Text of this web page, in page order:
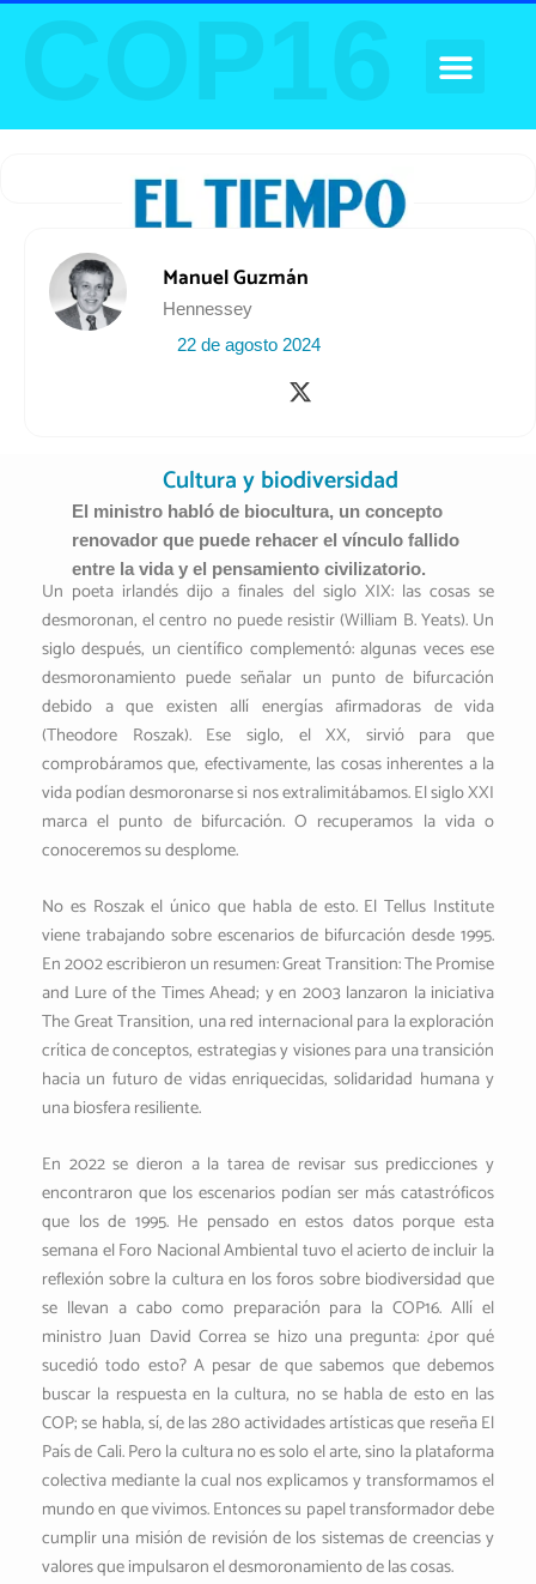
Manuel Guzmán
Hennessey
22 de agosto 2024
X
i
t
t
e
r
Cultura y biodiversidad
El ministro habló de biocultura, un concepto
renovador que puede rehacer el vínculo fallido
entre la vida y el pensamiento civilizatorio.
Un poeta irlandés dijo a finales del siglo XIX: las cosas se
desmoronan, el centro no puede resistir (William B. Yeats). Un
siglo después, un científico complementó: algunas veces ese
desmoronamiento puede señalar un punto de bifurcación
debido a que existen allí energías afirmadoras de vida
(Theodore Roszak). Ese siglo, el XX, sirvió para que
comprobáramos que, efectivamente, las cosas inherentes a la
vida podían desmoronarse si nos extralimitábamos. El siglo XXI
marca el punto de bifurcación. O recuperamos la vida o
conoceremos su desplome.
No es Roszak el único que habla de esto. El Tellus Institute
viene trabajando sobre escenarios de bifurcación desde 1995.
En 2002 escribieron un resumen: Great Transition: The Promise
and Lure of the Times Ahead; y en 2003 lanzaron la iniciativa
The Great Transition, una red internacional para la exploración
crítica de conceptos, estrategias y visiones para una transición
hacia un futuro de vidas enriquecidas, solidaridad humana y
una biosfera resiliente.
En 2022 se dieron a la tarea de revisar sus predicciones y
encontraron que los escenarios podían ser más catastróficos
que los de 1995. He pensado en estos datos porque esta
semana el Foro Nacional Ambiental tuvo el acierto de incluir la
reflexión sobre la cultura en los foros sobre biodiversidad que
se llevan a cabo como preparación para la COP16. Allí el
ministro Juan David Correa se hizo una pregunta: ¿por qué
sucedió todo esto? A pesar de que sabemos que debemos
buscar la respuesta en la cultura, no se habla de esto en las
COP; se habla, sí, de las 280 actividades artísticas que reseña El
País de Cali. Pero la cultura no es solo el arte, sino la plataforma
colectiva mediante la cual nos explicamos y transformamos el
mundo en que vivimos. Entonces su papel transformador debe
cumplir una misión de revisión de los sistemas de creencias y
valores que impulsaron el desmoronamiento de las cosas.